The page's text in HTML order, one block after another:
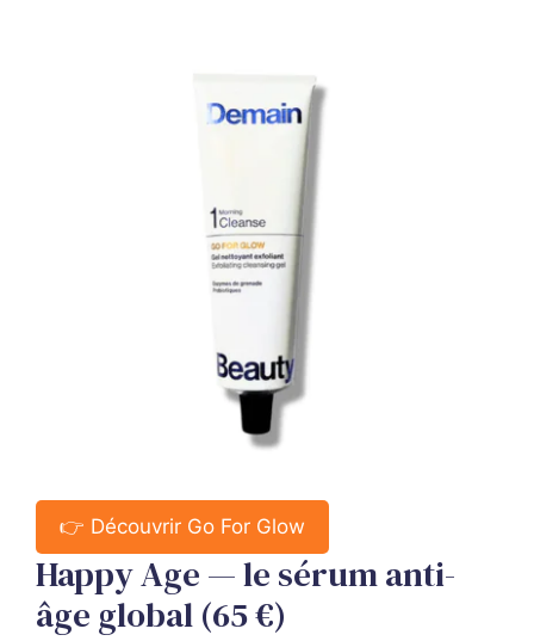
👉 Découvrir Go For Glow
Happy Age — le sérum anti-
âge global (65 €)